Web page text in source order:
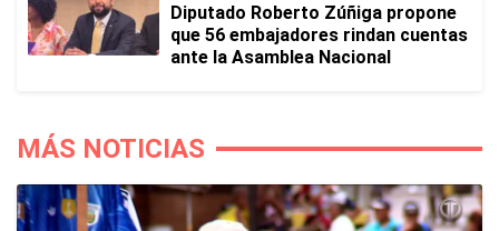
Diputado Roberto Zúñiga propone
que 56 embajadores rindan cuentas
ante la Asamblea Nacional
MÁS NOTICIAS